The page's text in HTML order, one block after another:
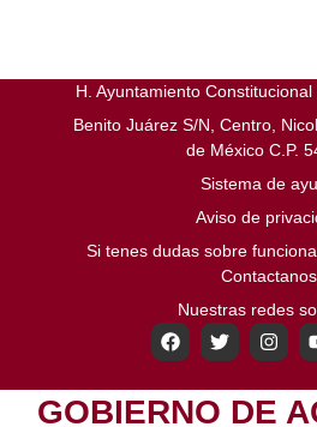
H. Ayuntamiento
Benito Juárez S/N, Centro,
de México C.P.
Sistema de
Aviso de
Si tenes dudas sobre
Contactanos
Nuestras redes
GOBIERNO DE